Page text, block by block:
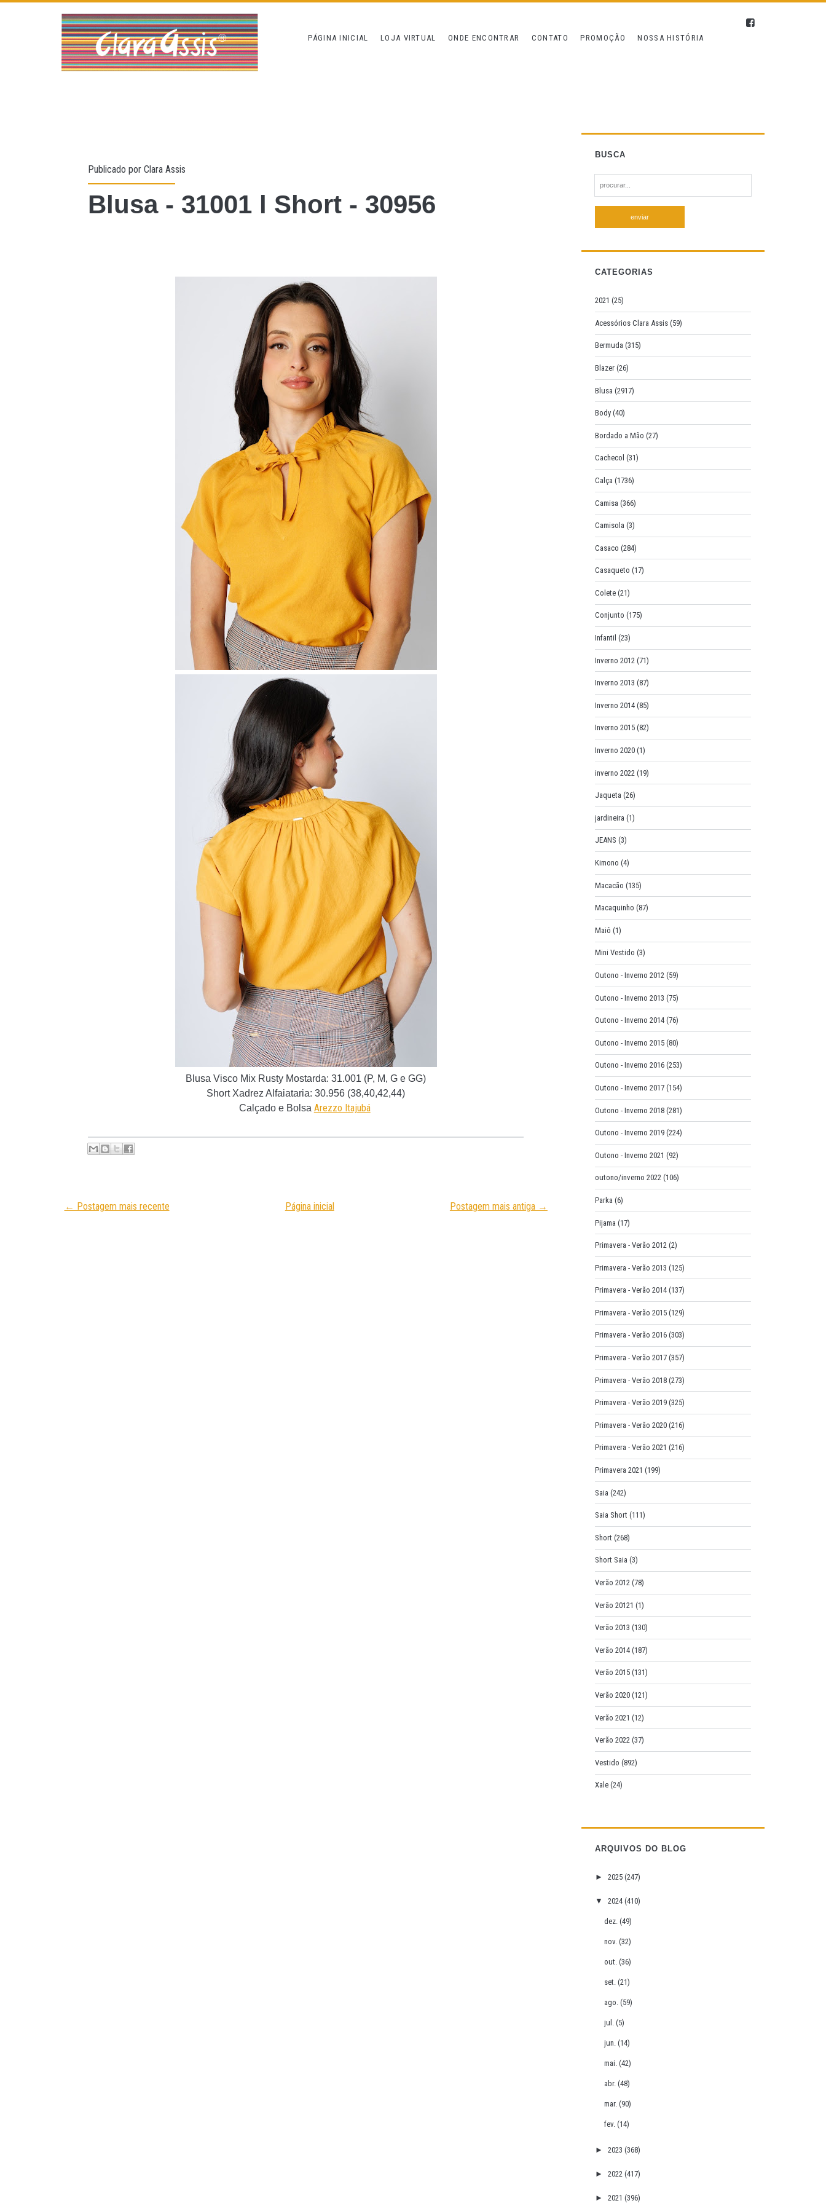
PÁGINA INICIAL LOJA VIRTUAL ONDE ENCONTRAR CONTATO PROMOÇÃO NOSSA HISTÓRIA
Publicado porClara Assis
Blusa - 31001 l Short - 30956
Blusa Visco Mix Rusty Mostarda: 31.001 (P, M, G e GG)
Short Xadrez Alfaiataria: 30.956 (38,40,42,44)
Calçado e Bolsa Arezzo Itajubá
← Postagem mais recente Postagem mais antiga →
Página inicial
BUSCA
e
h
f
r
:
CATEGORIAS
2021 (25)
Acessórios Clara Assis (59)
Bermuda (315)
Blazer (26)
Blusa (2917)
Body (40)
Bordado a Mão (27)
Cachecol (31)
Calça (1736)
Camisa (366)
Camisola (3)
Casaco (284)
Casaqueto (17)
Colete (21)
Conjunto (175)
Infantil (23)
Inverno 2012 (71)
Inverno 2013 (87)
Inverno 2014 (85)
Inverno 2015 (82)
Inverno 2020 (1)
inverno 2022 (19)
Jaqueta (26)
jardineira (1)
JEANS (3)
Kimono (4)
Macacão (135)
Macaquinho (87)
Maiô (1)
Mini Vestido (3)
Outono - Inverno 2012 (59)
Outono - Inverno 2013 (75)
Outono - Inverno 2014 (76)
Outono - Inverno 2015 (80)
Outono - Inverno 2016 (253)
Outono - Inverno 2017 (154)
Outono - Inverno 2018 (281)
Outono - Inverno 2019 (224)
Outono - Inverno 2021 (92)
outono/inverno 2022 (106)
Parka (6)
Pijama (17)
Primavera - Verão 2012 (2)
Primavera - Verão 2013 (125)
Primavera - Verão 2014 (137)
Primavera - Verão 2015 (129)
Primavera - Verão 2016 (303)
Primavera - Verão 2017 (357)
Primavera - Verão 2018 (273)
Primavera - Verão 2019 (325)
Primavera - Verão 2020 (216)
Primavera - Verão 2021 (216)
Primavera 2021 (199)
Saia (242)
Saia Short (111)
Short (268)
Short Saia (3)
Verão 2012 (78)
Verão 20121 (1)
Verão 2013 (130)
Verão 2014 (187)
Verão 2015 (131)
Verão 2020 (121)
Verão 2021 (12)
Verão 2022 (37)
Vestido (892)
Xale (24)
ARQUIVOS DO BLOG
► 2025 (247)
▼ 2024 (410)
dez.(49)
nov.(32)
out.(36)
set.(21)
ago.(59)
jul.(5)
jun.(14)
mai.(42)
abr.(48)
mar.(90)
fev.(14)
► 2023 (368)
► 2022 (417)
► 2021 (396)